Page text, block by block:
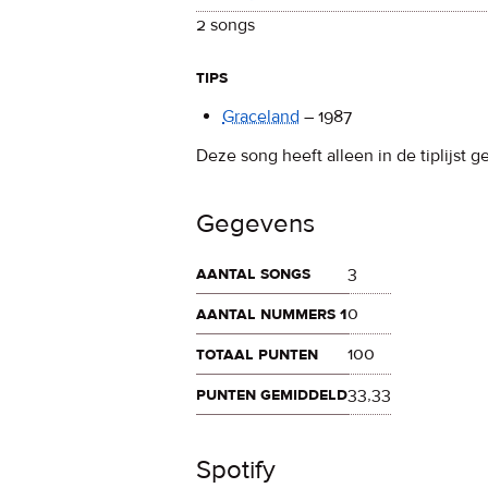
2 songs
tips
Graceland – 1987
Deze song heeft alleen in de tiplijst
Gegevens
aantal songs
3
aantal nummers 10
totaal punten
100
punten gemiddeld33,33
Spotify